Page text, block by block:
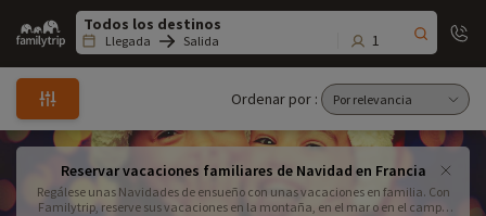
Family
trip
Llegada Salida 1
Ordenar por :
Reservar vacaciones familiares de Navidad en Francia
Regálese unas Navidades de ensueño con unas vacaciones en familia. Con
Familytrip, reserve sus vacaciones en la montaña, en el mar o en el campo